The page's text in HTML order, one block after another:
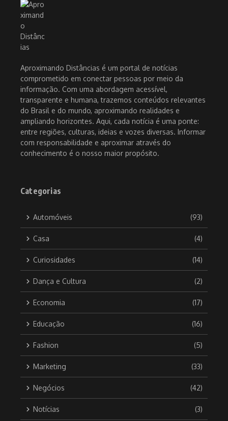
Aproximando Distâncias é um portal de notícias
comprometido em conectar pessoas por meio da
informação. Com uma abordagem acessível,
transparente e humana, trazemos conteúdos relevantes
do Brasil e do mundo, aproximando realidades e
ampliando horizontes. Aqui, cada notícia é uma ponte:
entre regiões, culturas, ideias e vozes diversas. Informar
com responsabilidade e aproximar através do
conhecimento é o nosso maior propósito.
Categorias
Automóveis (93)
Casa (4)
Curiosidades (14)
Dança e Cultura (2)
Economia (17)
Educação (16)
Fashion (5)
Marketing (33)
Negócios (42)
Notícias (3)